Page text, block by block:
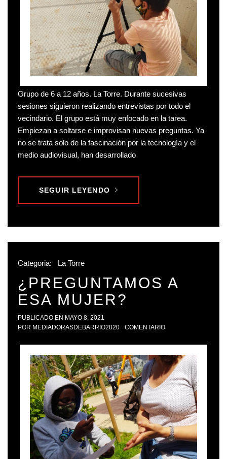
Grupo de 6 a 12 años. La Torre. Durante sucesivas
sesiones siguieron realizando entrevistas por todo el
vecindario. El grupo está muy enfocado en la tarea.
Empiezan a soltarse e improvisan nuevas preguntas. Ya
no se trata solo de la fascinación por la tecnología y el
medio audiovisual, han desarrollado
SEGUIR LEYENDO
Categoria: La Torre
¿PREGUNTAMOS A
ESA MUJER?
PUBLICADO EN MAYO 8, 2021
POR MEDIADORASDEBARRIO2020 COMENTARIO